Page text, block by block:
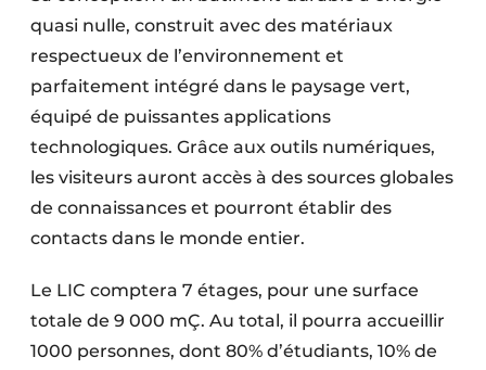
quasi nulle, construit avec des matériaux
respectueux de l’environnement et
parfaitement intégré dans le paysage vert,
équipé de puissantes applications
technologiques. Grâce aux outils numériques,
les visiteurs auront accès à des sources globales
de connaissances et pourront établir des
contacts dans le monde entier.
Le LIC comptera 7 étages, pour une surface
totale de 9 000 mÇ. Au total, il pourra accueillir
1000 personnes, dont 80% d’étudiants, 10% de